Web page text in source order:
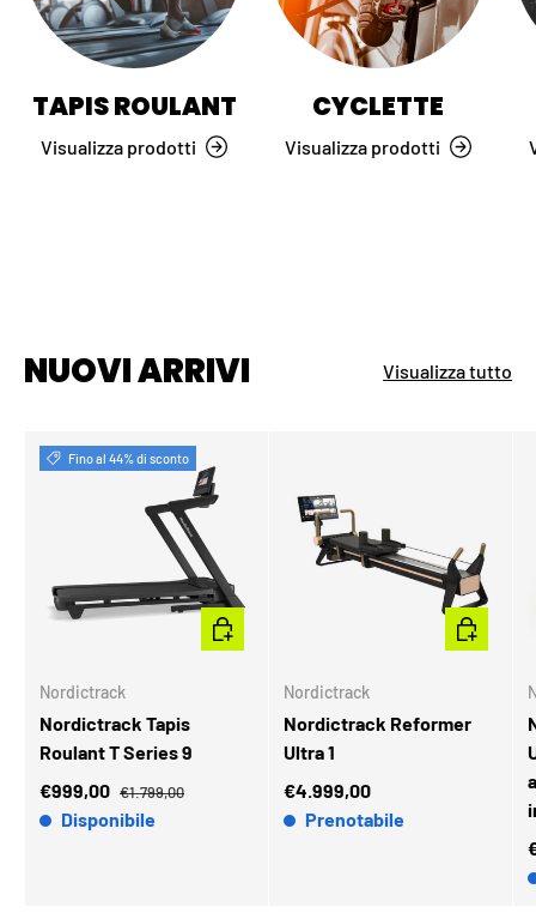
TAPIS ROULANT
Visualizza prodotti
CYCLETTE
Visualizza prodotti
NUOVI ARRIVI Visualizza tutto
Fino al 44% di sconto
Nordictrack
Nordictrack Tapis
Roulant T Series 9
€999,00 €1.799,00
Disponibile
AGGIUNGI AL CARRELLO
Nordictrack
Nordictrack Reformer
Ultra 1
€4.999,00
Prenotabile
AGGIUNGI